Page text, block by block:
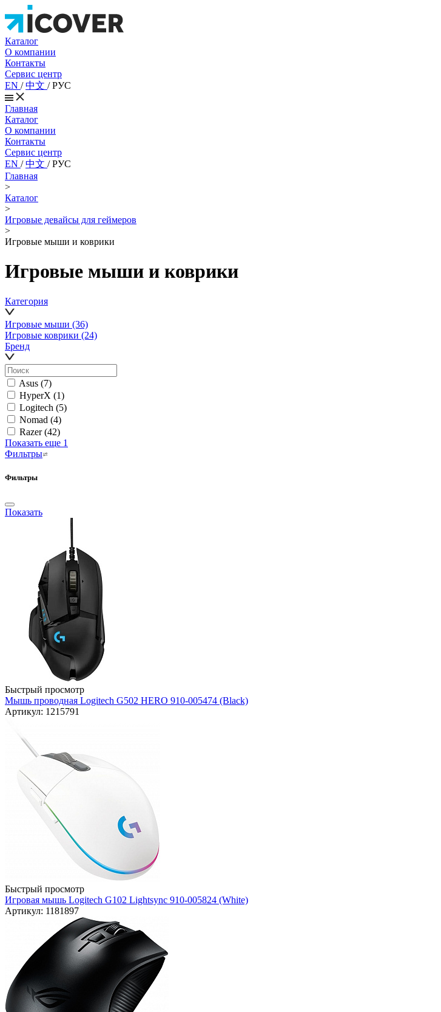
Каталог
О компании
Контакты
Сервис центр
EN /中文 /РУС
Главная
Каталог
О компании
Контакты
Сервис центр
EN /中文 /РУС
Главная
>
Каталог
>
Игровые девайсы для геймеров
>
Игровые мыши и коврики
Игровые мыши и коврики
Категория
Игровые мыши (36)
Игровые коврики (24)
Бренд
Asus (7)
HyperX (1)
Logitech (5)
Nomad (4)
Razer (42)
Показать еще 1
Фильтры
Фильтры
Показать
Быстрый просмотр
Мышь проводная Logitech G502 HERO 910-005474 (Black)
Артикул: 1215791
Быстрый просмотр
Игровая мышь Logitech G102 Lightsync 910-005824 (White)
Артикул: 1181897